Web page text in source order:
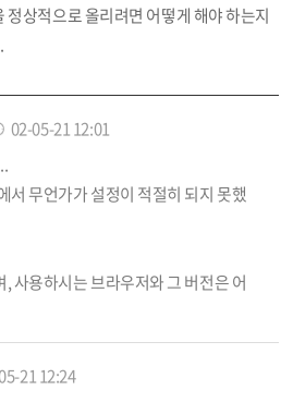
상적으로 올리려면 어떻게 해야 하는지
02-05-21 12:01
서 무언가가 설정이 적절히 되지 못했
사용하시는 브라우저와 그 버전은 어
21 12:24